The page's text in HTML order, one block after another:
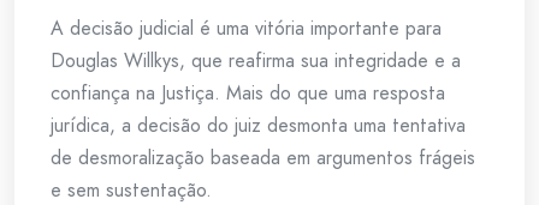
A decisão judicial é uma vitória importante para
Douglas Willkys, que reafirma sua integridade e a
confiança na Justiça. Mais do que uma resposta
jurídica, a decisão do juiz desmonta uma tentativa
de desmoralização baseada em argumentos frágeis
e sem sustentação.